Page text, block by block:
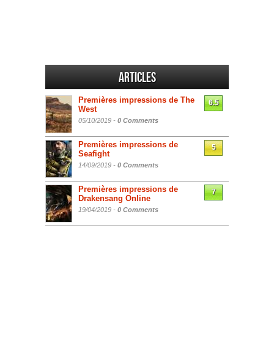
Articles
Premières impressions de The
West
05/10/2019 - 0 Comments
6.5
Premières impressions de
Seafight
14/09/2019 - 0 Comments
5
Premières impressions de
Drakensang Online
19/04/2019 - 0 Comments
7